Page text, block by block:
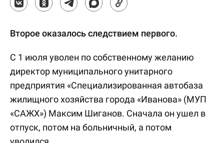
Второе оказалось следствием первого.
С 1 июля уволен по собственному желанию
директор муниципального унитарного
предприятия «Специализированная автобаза
жилищного хозяйства города «Иванова» (МУП
«САЖХ») Максим Шиганов. Сначала он ушел в
отпуск, потом на больничный, а потом